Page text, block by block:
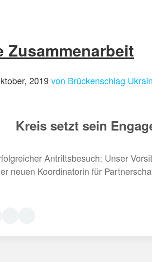
Zusammenarbeit
2019 von Brückenschlag
Kreis setzt sein
Antrittsbesuch: Unser
neuen Koordinatorin für